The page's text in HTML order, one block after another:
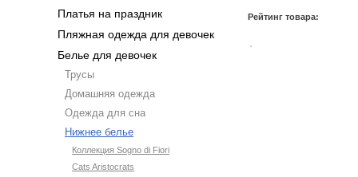
Платья на праздник
Пляжная одежда для девочек
Белье для девочек
Трусы
Домашняя одежда
Одежда для сна
Нижнее белье
Коллекция Sogno di Fiori
Cats Aristocrats
Рейтинг товара: